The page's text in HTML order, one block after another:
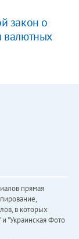
закон о
валютных
прямая
в которых
и "Украинская Фото